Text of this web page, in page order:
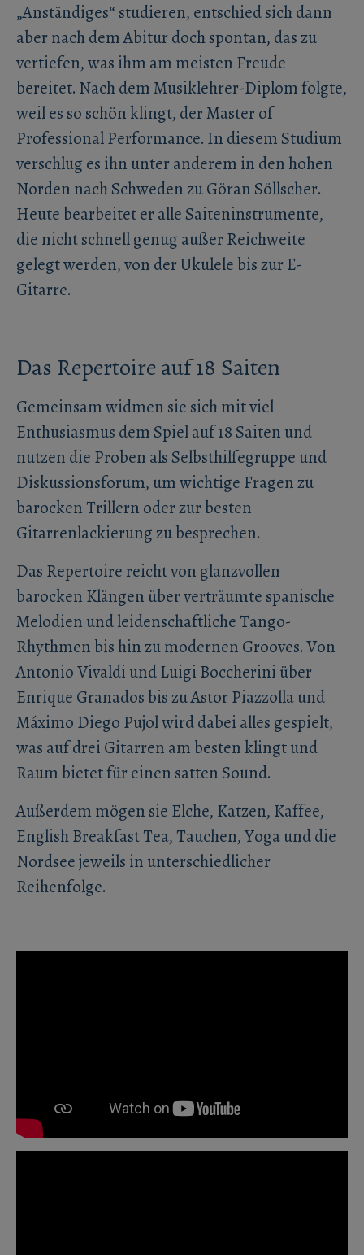
„Anständiges“ studieren, entschied sich dann
aber nach dem Abitur doch spontan, das zu
vertiefen, was ihm am meisten Freude
bereitet. Nach dem Musiklehrer-Diplom folgte,
weil es so schön klingt, der Master of
Professional Performance. In diesem Studium
verschlug es ihn unter anderem in den hohen
Norden nach Schweden zu Göran Söllscher.
Heute bearbeitet er alle Saiteninstrumente,
die nicht schnell genug außer Reichweite
gelegt werden, von der Ukulele bis zur E-
Gitarre.
Das Repertoire auf 18 Saiten
Gemeinsam widmen sie sich mit viel
Enthusiasmus dem Spiel auf 18 Saiten und
nutzen die Proben als Selbsthilfegruppe und
Diskussionsforum, um wichtige Fragen zu
barocken Trillern oder zur besten
Gitarrenlackierung zu besprechen.
Das Repertoire reicht von glanzvollen
barocken Klängen über verträumte spanische
Melodien und leidenschaftliche Tango-
Rhythmen bis hin zu modernen Grooves. Von
Antonio Vivaldi und Luigi Boccherini über
Enrique Granados bis zu Astor Piazzolla und
Máximo Diego Pujol wird dabei alles gespielt,
was auf drei Gitarren am besten klingt und
Raum bietet für einen satten Sound.
Außerdem mögen sie Elche, Katzen, Kaffee,
English Breakfast Tea, Tauchen, Yoga und die
Nordsee jeweils in unterschiedlicher
Reihenfolge.